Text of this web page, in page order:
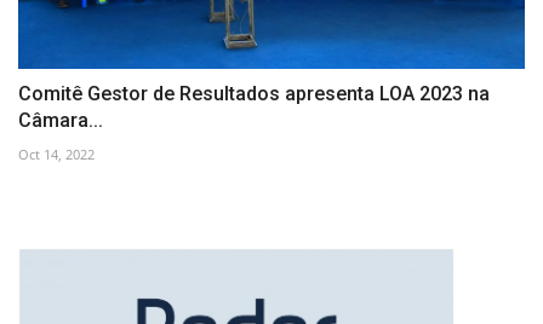
Comitê Gestor de Resultados apresenta LOA 2023 na
Câmara...
Oct 14, 2022